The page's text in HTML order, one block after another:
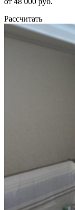
Рассчитать